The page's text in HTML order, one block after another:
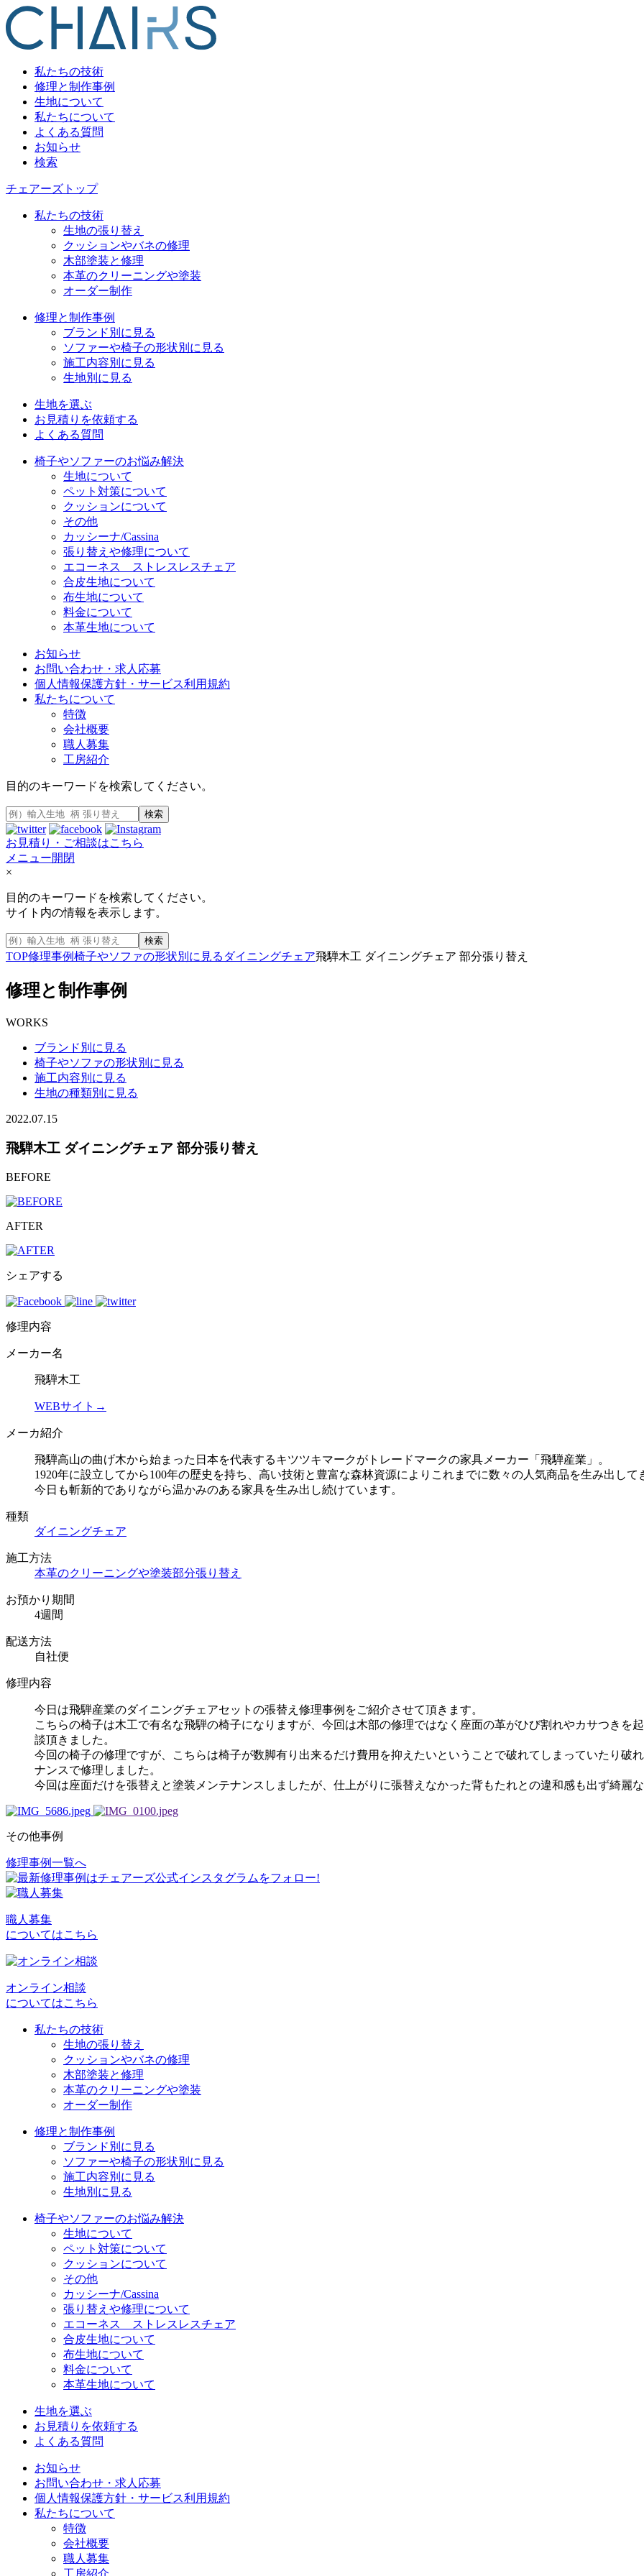
私たちの技術
修理と制作事例
生地について
私たちについて
よくある質問
お知らせ
検索
チェアーズトップ
私たちの技術
生地の張り替え
クッションやバネの修理
木部塗装と修理
本革のクリーニングや塗装
オーダー制作
修理と制作事例
ブランド別に見る
ソファーや椅子の形状別に見る
施工内容別に見る
生地別に見る
生地を選ぶ
お見積りを依頼する
よくある質問
椅子やソファーのお悩み解決
生地について
ペット対策について
クッションについて
その他
カッシーナ/Cassina
張り替えや修理について
エコーネス ストレスレスチェア
合皮生地について
布生地について
料金について
本革生地について
お知らせ
お問い合わせ・求人応募
個人情報保護方針・サービス利用規約
私たちについて
特徴
会社概要
職人募集
工房紹介
目的のキーワードを検索してください。
検索
お見積り・ご相談はこちら
メニュー開閉
×
目的のキーワードを検索してください。
サイト内の情報を表示します。
検索
TOP修理事例椅子やソファの形状別に見る ダイニングチェア飛騨木工 ダイニングチェア 部分張り替え
修理と制作事例
WORKS
ブランド別に見る
椅子やソファの形状別に見る
施工内容別に見る
生地の種類別に見る
2022.07.15
飛騨木工 ダイニングチェア 部分張り替え
BEFORE
AFTER
シェアする
修理内容
メーカー名
飛騨木工
WEBサイト→
メーカ紹介
飛騨高山の曲げ木から始まった日本を代表するキツツキマークがトレードマークの家具メーカー「飛騨産業」。
1920年に設立してから100年の歴史を持ち、高い技術と豊富な森林資源によりこれまでに数々の人気商品を生み出して
今日も斬新的でありながら温かみのある家具を生み出し続けています。
種類
ダイニングチェア
施工方法
本革のクリーニングや塗装部分張り替え
お預かり期間
4週間
配送方法
自社便
修理内容
今日は飛騨産業のダイニングチェアセットの張替え修理事例をご紹介させて頂きます。
こちらの椅子は木工で有名な飛騨の椅子になりますが、今回は木部の修理ではなく座面の革がひび割れやカサつきを
談頂きました。
今回の椅子の修理ですが、こちらは椅子が数脚有り出来るだけ費用を抑えたいということで破れてしまっていたり破
ナンスで修理しました。
今回は座面だけを張替えと塗装メンテナンスしましたが、仕上がりに張替えなかった背もたれとの違和感も出ず綺麗
その他事例
投
稿
ナ
ビ
ゲ
ー
シ
修理事例一覧へ
職人募集
についてはこちら
オンライン相談
についてはこちら
私たちの技術
生地の張り替え
クッションやバネの修理
木部塗装と修理
本革のクリーニングや塗装
オーダー制作
修理と制作事例
ブランド別に見る
ソファーや椅子の形状別に見る
施工内容別に見る
生地別に見る
椅子やソファーのお悩み解決
生地について
ペット対策について
クッションについて
その他
カッシーナ/Cassina
張り替えや修理について
エコーネス ストレスレスチェア
合皮生地について
布生地について
料金について
本革生地について
生地を選ぶ
お見積りを依頼する
よくある質問
お知らせ
お問い合わせ・求人応募
個人情報保護方針・サービス利用規約
私たちについて
特徴
会社概要
職人募集